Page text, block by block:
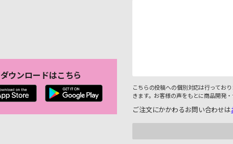
ダウンロードはこちら
こちらの投稿への個別対応は行ってお
きます。お客様の声をもとに商品開発・
ご注文にかかわるお問い合わせは